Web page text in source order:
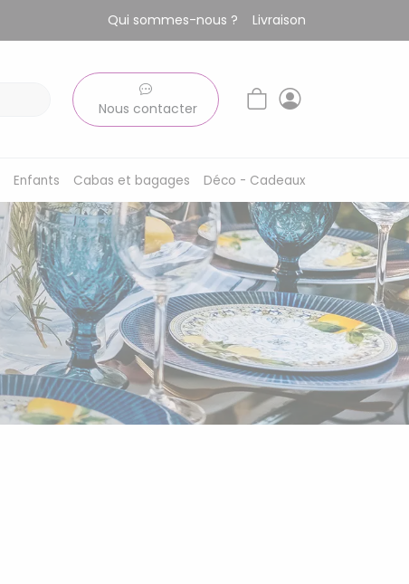
Qui sommes-nous ? Livraison
Nous contacter
Enfants Cabas et bagages Déco - Cadeaux